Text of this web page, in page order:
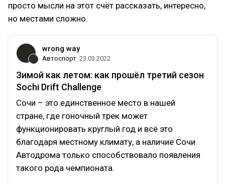
просто мысли на этот счёт рассказать, интересно,
но местами сложно.
wrong way
Автоспорт 23.03.2022
Зимой как летом: как прошёл третий сезон
Sochi Drift Challenge
Сочи – это единственное место в нашей
стране, где гоночный трек может
функционировать круглый год и всё это
благодаря местному климату, а наличие Сочи
Автодрома только способствовало появления
такого рода чемпионата.